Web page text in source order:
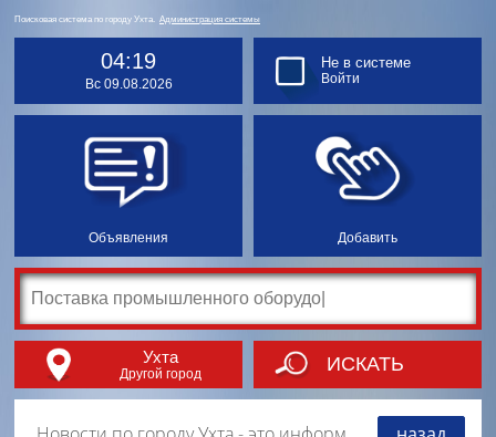
Поисковая система по городу Ухта. Администрация системы
04:19
Вс 09.08.2026
Объявления Добавить
Не в системе
Войти
Ухта
Другой город ИСКАТЬ